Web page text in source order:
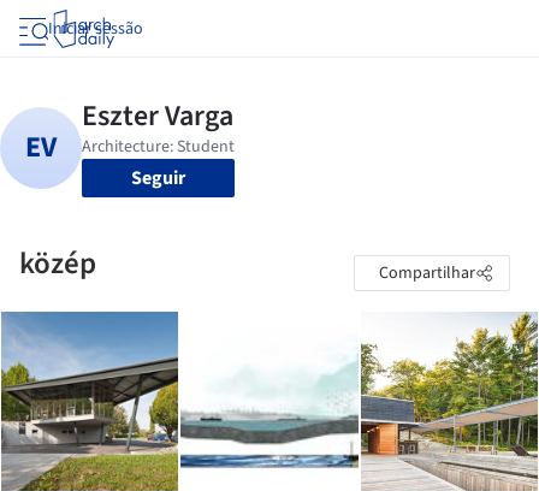
Iniciar sessão
Seguir
közép Compartilhar